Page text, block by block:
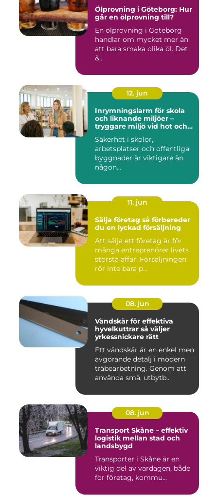
Ölprovning i Göteborg: Hur
går en ölprovning till?
En ölprovning i Göteborg
handlar om mycket mer än
att bara smaka olika öl. Det
&...
12. jun
Inrymningslarm för skola
och liknande miljöer –
tryggare miljö vid hot och
Säkerhet i skolor,
arbetsplatser och offentliga
byggnader är viktigare än
någon...
11. jun
Sälja företag så förbereder
du en lyckad försäljning
Att sälja ett företag är för
många entreprenörer livets
största affär. Försäljningen
rör inte bara p...
08. jun
Vändskär för effektiva
hyvelkuttrar så väljer
yrkessnickare rätt
Ett vändskär är en enkel men
avgörande detalj i modern
träbearbetning. Genom att
använda små, utbytb...
08. jun
Transport Skåne – effektiv
logistik mellan stad och
landsbygd
Transporter i Skåne är en
viktig del av vardagen, både
för företag, kommu...